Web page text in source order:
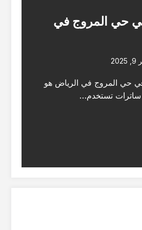
حي المروج في
حي المروج في الرياض هو
ساترات تستخدم…